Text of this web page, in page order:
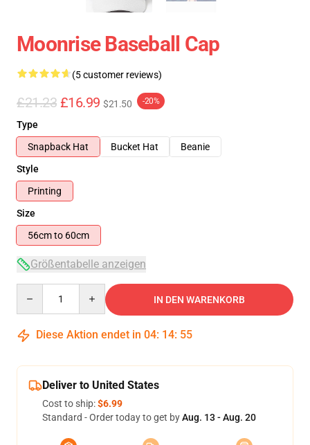
Moonrise Baseball Cap
(5 customer reviews)
£21.23 £16.99 $21.50 -20%
Type
Snapback Hat
Bucket Hat
Beanie
Style
Printing
Size
56cm to 60cm
Größentabelle anzeigen
IN DEN WARENKORB
Diese Aktion endet in 04: 14: 54
Deliver to United States
Cost to ship:$6.99
Standard - Order today to get byAug. 13 - Aug. 20